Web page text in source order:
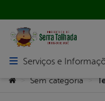
Abrir menu principal
Serviços e
Você está aqui:
Sem categoria